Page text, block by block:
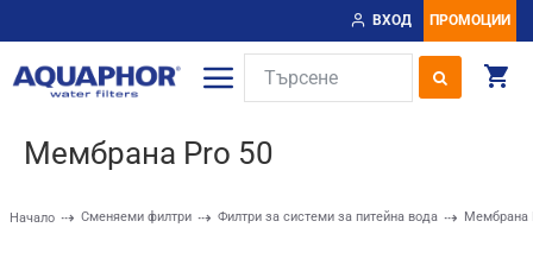
ВХОД ПРОМОЦИИ
Начало Сменяеми филтри Филтри за системи за питейна вода Мембрана
Мембрана Pro 50